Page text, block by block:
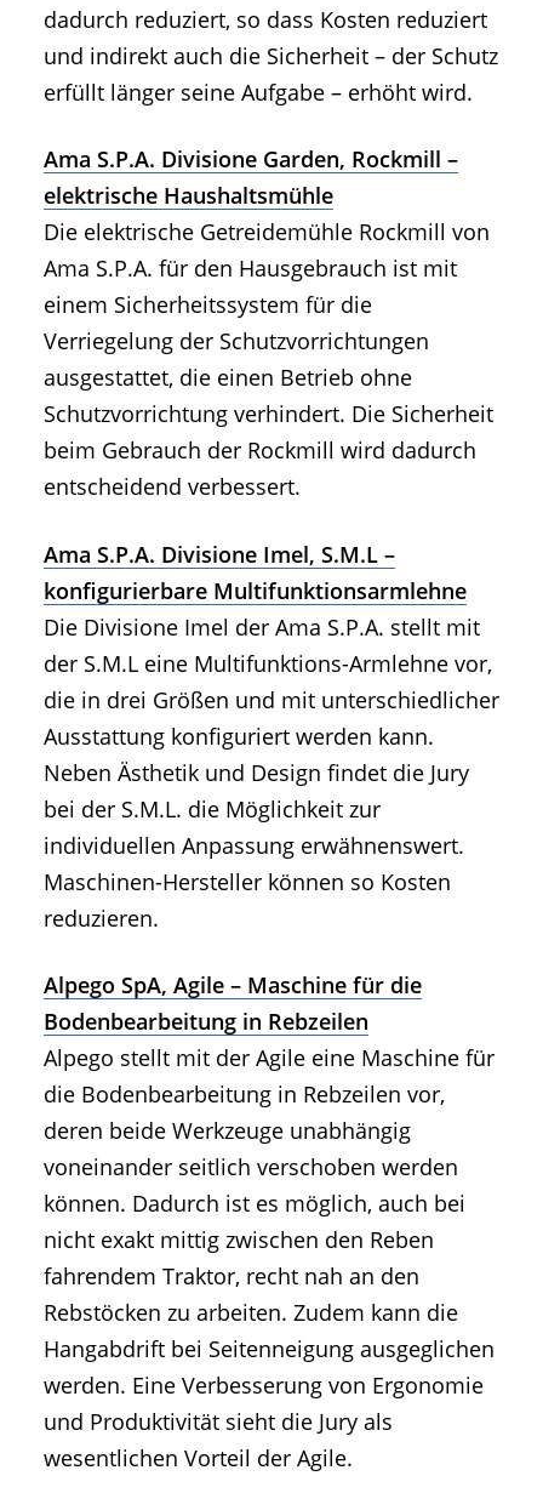
dadurch reduziert, so dass Kosten reduziert
und indirekt auch die Sicherheit – der Schutz
erfüllt länger seine Aufgabe – erhöht wird.
Ama S.P.A. Divisione Garden, Rockmill –
elektrische Haushaltsmühle
Die elektrische Getreidemühle Rockmill von
Ama S.P.A. für den Hausgebrauch ist mit
einem Sicherheitssystem für die
Verriegelung der Schutzvorrichtungen
ausgestattet, die einen Betrieb ohne
Schutzvorrichtung verhindert. Die Sicherheit
beim Gebrauch der Rockmill wird dadurch
entscheidend verbessert.
Ama S.P.A. Divisione Imel, S.M.L –
konfigurierbare Multifunktionsarmlehne
Die Divisione Imel der Ama S.P.A. stellt mit
der S.M.L eine Multifunktions-Armlehne vor,
die in drei Größen und mit unterschiedlicher
Ausstattung konfiguriert werden kann.
Neben Ästhetik und Design findet die Jury
bei der S.M.L. die Möglichkeit zur
individuellen Anpassung erwähnenswert.
Maschinen-Hersteller können so Kosten
reduzieren.
Alpego SpA, Agile – Maschine für die
Bodenbearbeitung in Rebzeilen
Alpego stellt mit der Agile eine Maschine für
die Bodenbearbeitung in Rebzeilen vor,
deren beide Werkzeuge unabhängig
voneinander seitlich verschoben werden
können. Dadurch ist es möglich, auch bei
nicht exakt mittig zwischen den Reben
fahrendem Traktor, recht nah an den
Rebstöcken zu arbeiten. Zudem kann die
Hangabdrift bei Seitenneigung ausgeglichen
werden. Eine Verbesserung von Ergonomie
und Produktivität sieht die Jury als
wesentlichen Vorteil der Agile.